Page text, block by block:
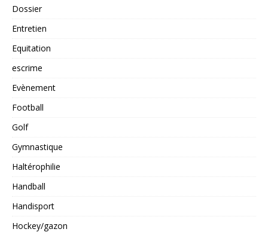
Dossier
Entretien
Equitation
escrime
Evènement
Football
Golf
Gymnastique
Haltérophilie
Handball
Handisport
Hockey/gazon